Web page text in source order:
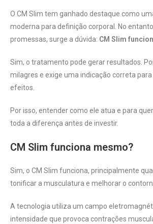
O CM Slim tem ganhado destaque como
moderna para definição corporal. No
promessas, surge a dúvida: CM Slim
Sim, o tratamento pode gerar resultados.
milagres e exige uma indicação correta
efeitos.
Por isso, entender como ele atua e para
toda a diferença antes de investir.
CM Slim funciona mesmo?
Sim, o CM Slim funciona, principalmente
tonificar a musculatura e melhorar o
A tecnologia utiliza um campo
intensidade que provoca contrações